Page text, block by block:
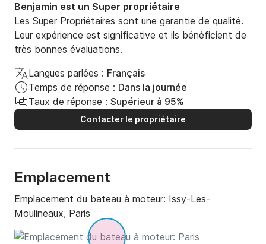
Benjamin est un Super propriétaire
Les Super Propriétaires sont une garantie de qualité.
Leur expérience est significative et ils bénéficient de
très bonnes évaluations.
Langues parlées : Français
Temps de réponse : Dans la journée
Taux de réponse : Supérieur à 95%
Contacter le propriétaire
Emplacement
Emplacement du bateau à moteur: Issy-Les-
Moulineaux, Paris